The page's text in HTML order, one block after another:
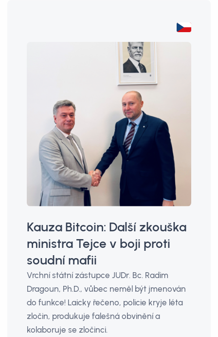
Kauza Bitcoin: Další zkouška
ministra Tejce v boji proti
soudní mafii
Vrchní státní zástupce JUDr. Bc. Radim
Dragoun, Ph.D., vůbec neměl být jmenován
do funkce! Laicky řečeno, policie kryje léta
zločin, produkuje falešná obvinění a
kolaboruje se zločinci.